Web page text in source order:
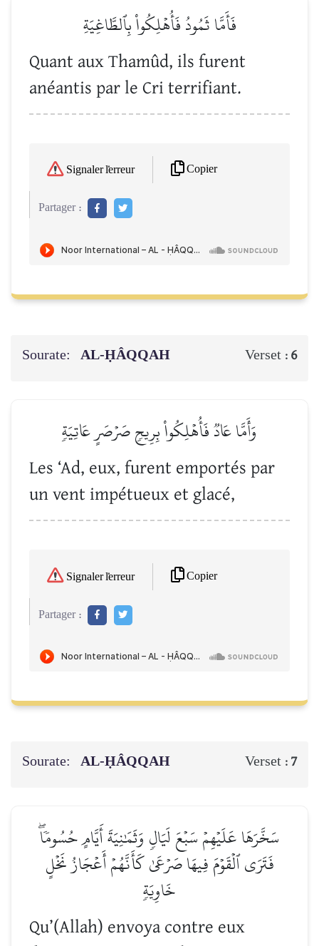
فَأَمَّا ثَمُودُ فَأُهۡلِكُواْ بِٱلطَّاغِيَةِ
Quant aux Thamûd, ils furent
anéantis par le Cri terrifiant.
Signaler l'erreur Copier
Partager :
Sourate: AL-ḤÂQQAH Verset : 6
وَأَمَّا عَادٞ فَأُهۡلِكُواْ بِرِيحٖ صَرۡصَرٍ عَاتِيَةٖ
Les ‘Ad, eux, furent emportés par
un vent impétueux et glacé,
Signaler l'erreur Copier
Partager :
Sourate: AL-ḤÂQQAH Verset : 7
سَخَّرَهَا عَلَيۡهِمۡ سَبۡعَ لَيَالٖ وَثَمَٰنِيَةَ أَيَّامٍ حُسُومٗاۖ
فَتَرَى ٱلۡقَوۡمَ فِيهَا صَرۡعَىٰ كَأَنَّهُمۡ أَعۡجَازُ نَخۡلٍ
خَاوِيَةٖ
Qu’(Allah) envoya contre eux